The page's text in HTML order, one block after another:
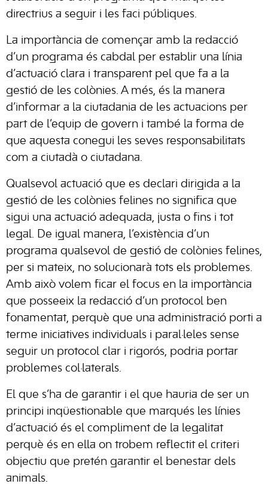
directrius a seguir i les faci públiques.
La importància de començar amb la redacció
d’un programa és cabdal per establir una línia
d’actuació clara i transparent pel que fa a la
gestió de les colònies. A més, és la manera
d’informar a la ciutadania de les actuacions per
part de l’equip de govern i també la forma de
que aquesta conegui les seves responsabilitats
com a ciutadà o ciutadana.
Qualsevol actuació que es declari dirigida a la
gestió de les colònies felines no significa que
sigui una actuació adequada, justa o fins i tot
legal. De igual manera, l’existència d’un
programa qualsevol de gestió de colònies felines,
per si mateix, no solucionarà tots els problemes.
Amb això volem ficar el focus en la importància
que posseeix la redacció d’un protocol ben
fonamentat, perquè que una administració porti a
terme iniciatives individuals i paral·leles sense
seguir un protocol clar i rigorós, podria portar
problemes col·laterals.
El que s’ha de garantir i el que hauria de ser un
principi inqüestionable que marqués les línies
d’actuació és el compliment de la legalitat
perquè és en ella on trobem reflectit el criteri
objectiu que pretén garantir el benestar dels
animals.